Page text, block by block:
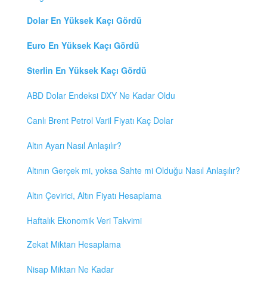
Dolar En Yüksek Kaçı Gördü
Euro En Yüksek Kaçı Gördü
Sterlin En Yüksek Kaçı Gördü
ABD Dolar Endeksi DXY Ne Kadar Oldu
Canlı Brent Petrol Varil Fiyatı Kaç Dolar
Altın Ayarı Nasıl Anlaşılır?
Altının Gerçek mi, yoksa Sahte mi Olduğu Nasıl Anlaşılır?
Altın Çevirici, Altın Fiyatı Hesaplama
Haftalık Ekonomik Veri Takvimi
Zekat Miktarı Hesaplama
Nisap Miktarı Ne Kadar